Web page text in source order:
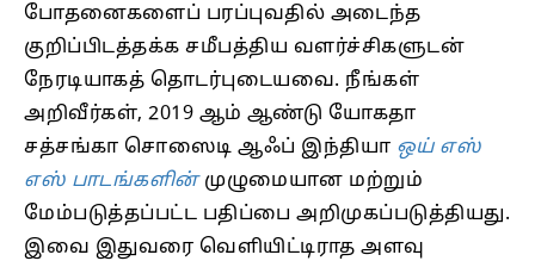
போதனைகளைப் பரப்புவதில் அடைந்த
குறிப்பிடத்தக்க சமீபத்திய வளர்ச்சிகளுடன்
நேரடியாகத் தொடர்புடையவை. நீங்கள்
அறிவீர்கள், 2019 ஆம் ஆண்டு யோகதா
சத்சங்கா சொஸைடி ஆஃப் இந்தியா ஒய் எஸ்
எஸ் பாடங்களின் முழுமையான மற்றும்
மேம்படுத்தப்பட்ட பதிப்பை அறிமுகப்படுத்தியது.
இவை இதுவரை வெளியிட்டிராத அளவு